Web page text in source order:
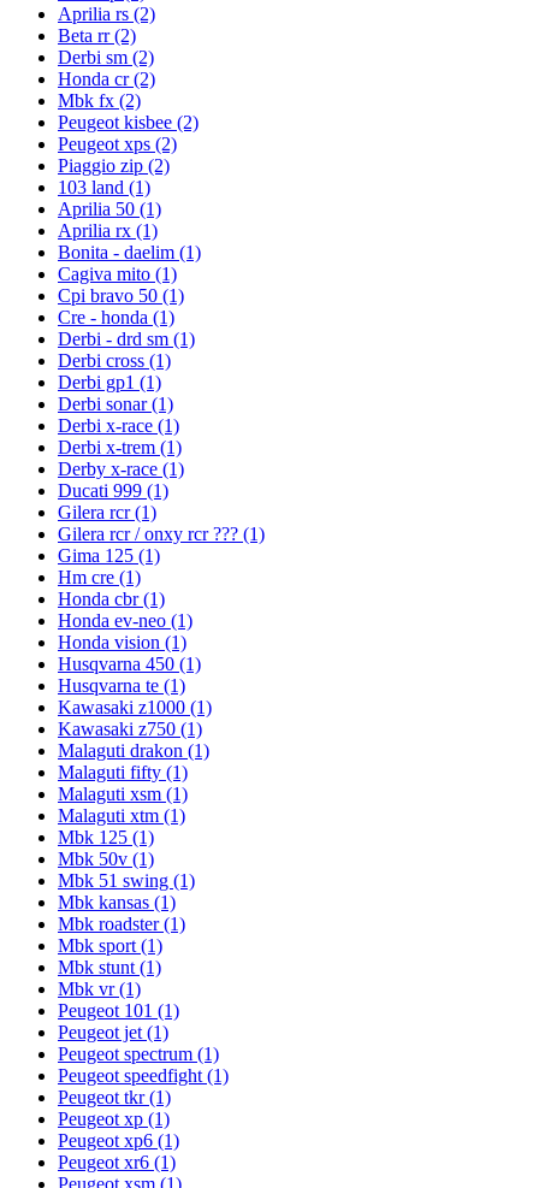
Aprilia rs (2)
Beta rr(2)
Derbi sm (2)
Honda cr(2)
Mbk fx (2)
Peugeot kisbee (2)
Peugeot xps (2)
Piaggio zip (2)
103 land (1)
Aprilia 50 (1)
Aprilia rx (1)
Bonita - daelim (1)
Cagiva mito (1)
Cpi bravo 50 (1)
Cre - honda (1)
Derbi - drd sm (1)
Derbi cross (1)
Derbi gp1 (1)
Derbi sonar(1)
Derbi x-race (1)
Derbi x-trem (1)
Derby x-race (1)
Ducati 999 (1)
Gilera rcr(1)
Gilera rcr / onxy rcr ??? (1)
Gima 125 (1)
Hm cre (1)
Honda cbr(1)
Honda ev-neo (1)
Honda vision (1)
Husqvarna 450 (1)
Husqvarna te (1)
Kawasaki z1000 (1)
Kawasaki z750 (1)
Malaguti drakon (1)
Malaguti fifty (1)
Malaguti xsm (1)
Malaguti xtm (1)
Mbk 125 (1)
Mbk 50v (1)
Mbk 51 swing (1)
Mbk kansas (1)
Mbk roadster(1)
Mbk sport (1)
Mbk stunt (1)
Mbk vr(1)
Peugeot 101 (1)
Peugeot jet (1)
Peugeot spectrum (1)
Peugeot speedfight (1)
Peugeot tkr(1)
Peugeot xp (1)
Peugeot xp6 (1)
Peugeot xr6 (1)
Peugeot xsm (1)